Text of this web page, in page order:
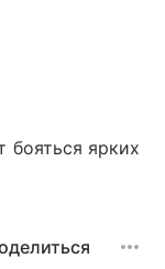
ярких